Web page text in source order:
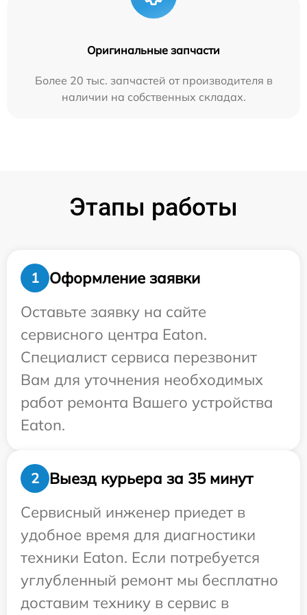
Оригинальные запчасти
Более 20 тыс. запчастей от производителя в
наличии на собственных складах.
Этапы работы
1
Оформление заявки
Оставьте заявку на сайте
сервисного центра Eaton.
Специалист сервиса перезвонит
Вам для уточнения необходимых
работ ремонта Вашего устройства
Eaton.
2
Выезд курьера за 35 минут
Сервисный инженер приедет в
удобное время для диагностики
техники Eaton. Если потребуется
углубленный ремонт мы бесплатно
доставим технику в сервис в